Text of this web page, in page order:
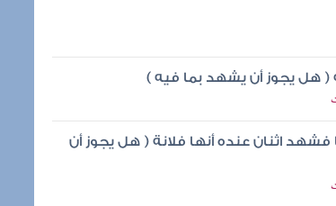
هل يجوز أن يشهد بما فيه )
اثنان عنده أنها فلانة ( هل يجوز أن